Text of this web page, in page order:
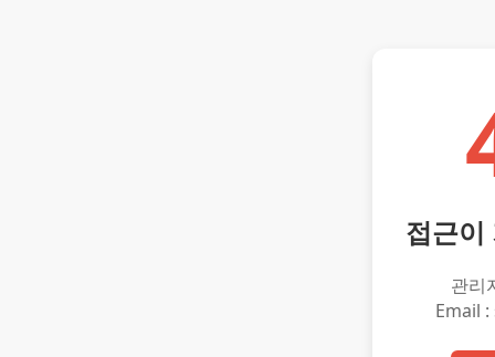
접근이
관리
Email